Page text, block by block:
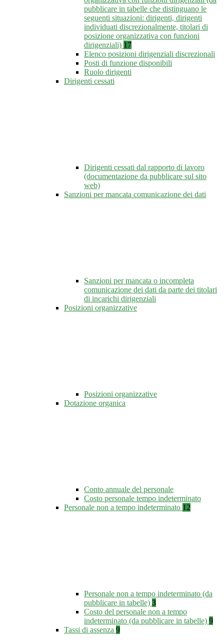
pubblicare in tabelle che distinguano le
seguenti situazioni: dirigenti, dirigenti
individuati discrezionalmente, titolari di
posizione organizzativa con funzioni
dirigenziali) 17
Elenco posizioni dirigenziali discrezionali
Posti di funzione disponibili
Ruolo dirigenti
Dirigenti cessati
Dirigenti cessati dal rapporto di lavoro
(documentazione da pubblicare sul sito
web)
Sanzioni per mancata comunicazione dei dati
Sanzioni per mancata o incompleta
comunicazione dei dati da parte dei titolari
di incarichi dirigenziali
Posizioni organizzative
Posizioni organizzative
Dotazione organica
Conto annuale del personale
Costo personale tempo indeterminato
Personale non a tempo indeterminato 12
Personale non a tempo indeterminato (da
pubblicare in tabelle) 3
Costo del personale non a tempo
indeterminato (da pubblicare in tabelle) 9
Tassi di assenza 9